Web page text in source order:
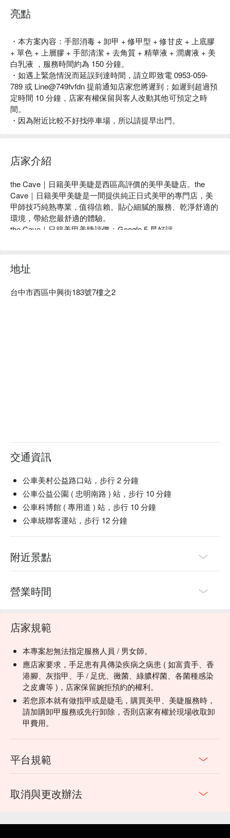
亮點
・本方案內容：手部消毒 + 卸甲 + 修甲型 + 修甘皮 + 上底膠
+ 單色 + 上層膠 + 手部清潔 + 去角質 + 精華液 + 潤膚液 + 美
白乳液 ，服務時間約為 150 分鐘。
・如遇上緊急情況而延誤到達時間，請立即致電 0953-059-
789 或 Line@749fvfdn 提前通知店家您將遲到；如遲到超過預
定時間 10 分鐘，店家有權保留與客人改動其他可預定之時
間。
・因為附近比較不好找停車場，所以請提早出門。
店家介紹
the Cave｜日籍美甲美睫是西區高評價的美甲美睫店。the
Cave｜日籍美甲美睫是一間提供純正日式美甲的專門店，美
甲師技巧純熟專業，值得信賴。貼心細膩的服務、乾淨舒適的
環境，帶給您最舒適的體驗。
the Cave｜日籍美甲美睫評價：Google 5 星好評
the Cave｜日籍美甲美睫推薦：店內氣氛溫馨，設計師服務周
到，專業的技術讓客人可以安心享受。
格、the Cave｜日籍美甲美睫優惠立刻查看 ⬇︎
地址
台中市西區中興街183號7樓之2
交通資訊
公車美村公益路口站，步行 2 分鐘
公車公益公園 ( 忠明南路 ) 站，步行 10 分鐘
公車科博館 ( 專用道 ) 站，步行 10 分鐘
公車統聯客運站，步行 12 分鐘
附近景點
營業時間
店家規範
本專案恕無法指定服務人員 / 男女師。
應店家要求，手足患有具傳染疾病之病患 ( 如富貴手、香
港腳、灰指甲、手 / 足疣、黴菌、綠膿桿菌、各菌種感染
之皮膚等 )，店家保留婉拒預約的權利。
若您原本就有做指甲或是睫毛，購買美甲、美睫服務時，
請加購卸甲服務或先行卸除，否則店家有權於現場收取卸
甲費用。
平台規範
取消與更改辦法